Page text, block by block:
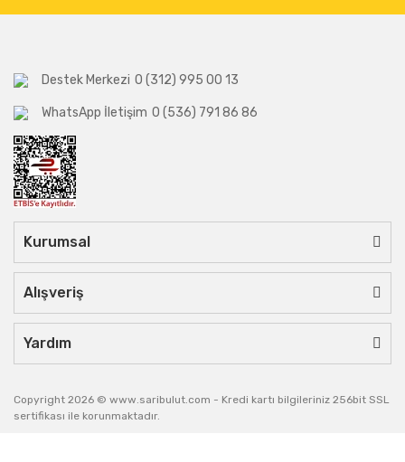
Destek Merkezi 0 (312) 995 00 13
WhatsApp İletişim 0 (536) 791 86 86
Kurumsal
Alışveriş
Yardım
Copyright 2026 © www.saribulut.com - Kredi kartı bilgileriniz 256bit SSL
sertifikası ile korunmaktadır.